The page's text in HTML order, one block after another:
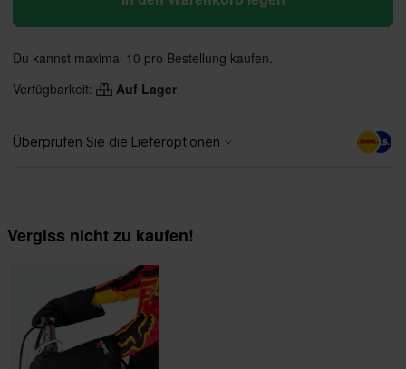
Du kannst maximal 10 pro Bestellung kaufen.
Verfügbarkeit:
Auf Lager
Vergiss nicht zu kaufen!